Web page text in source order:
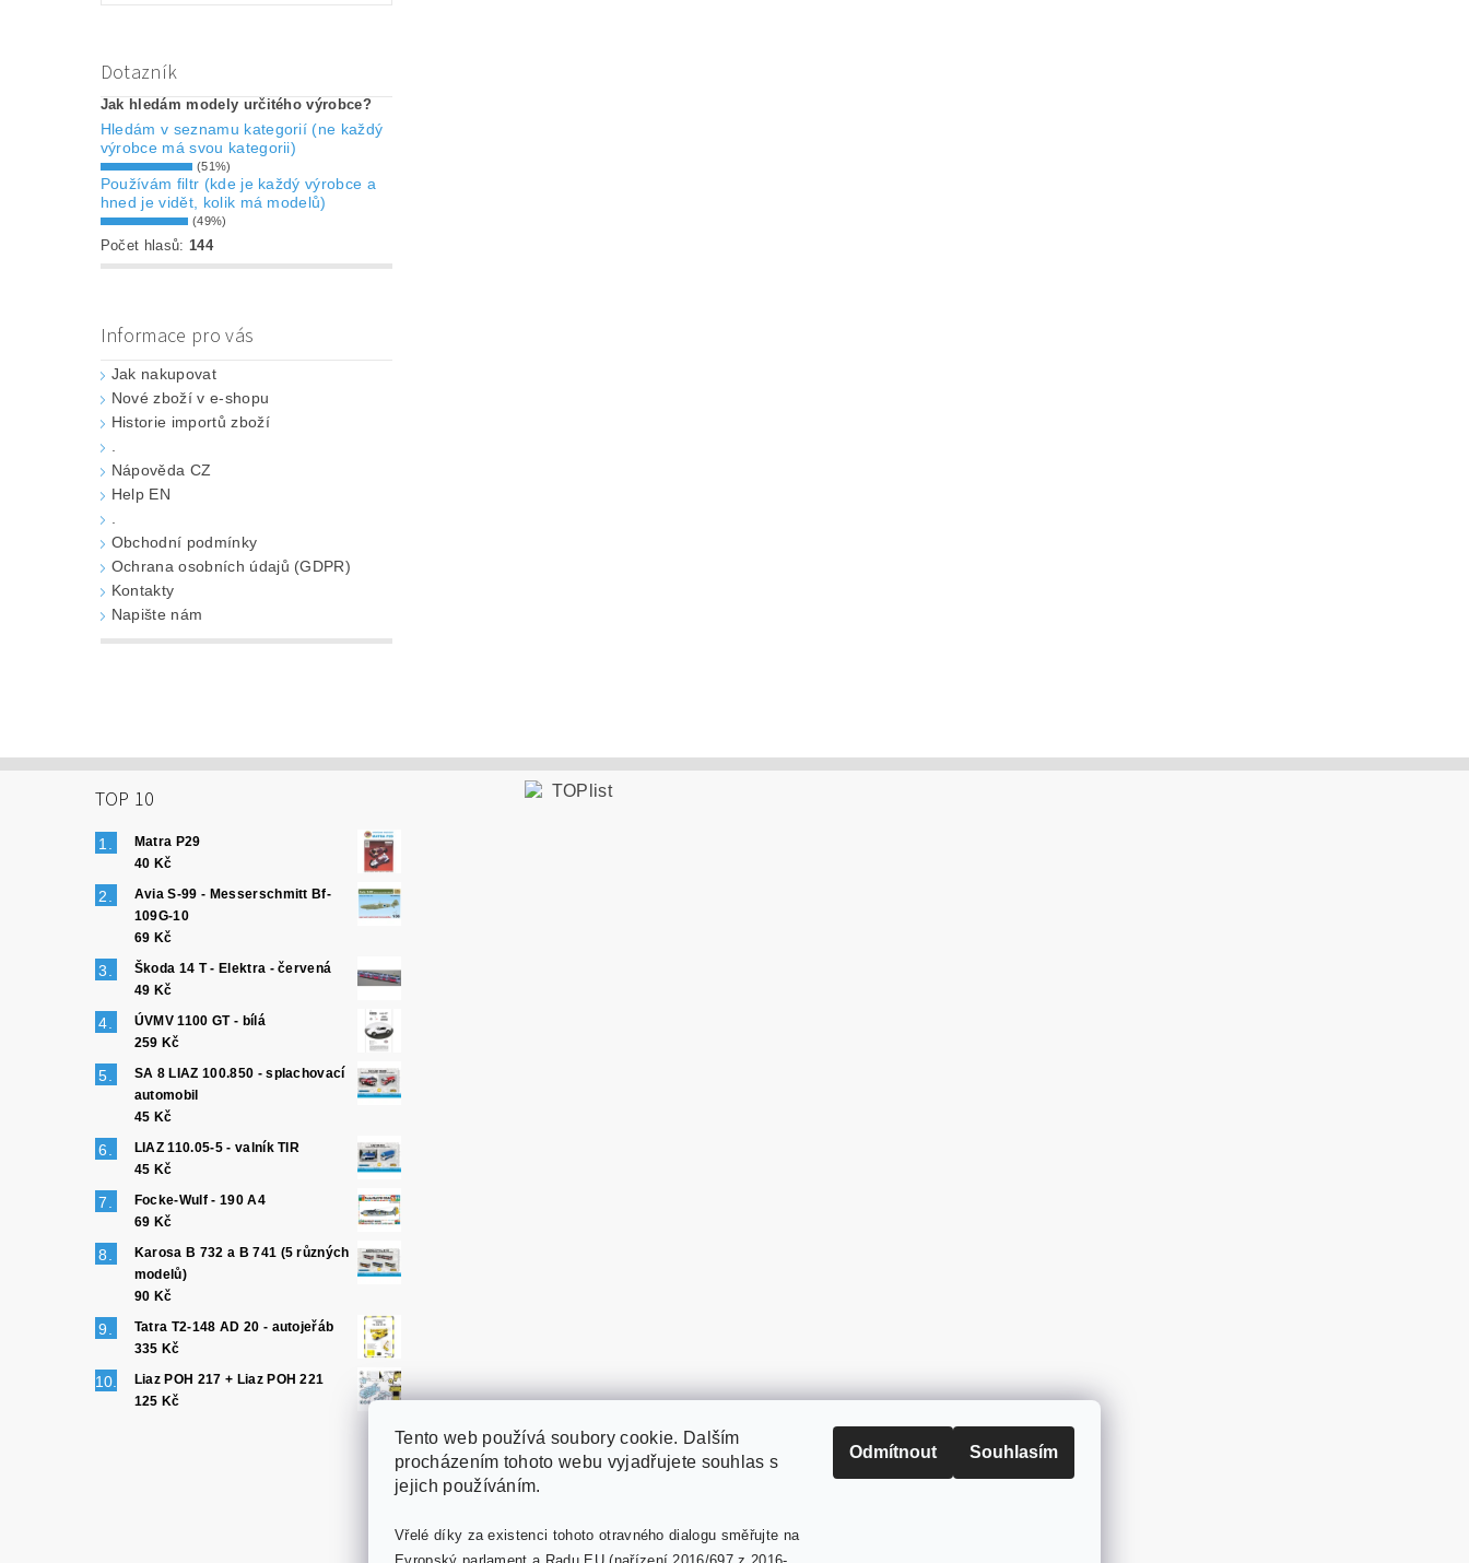
Dotazník
Jak hledám modely určitého výrobce?
Hledám v seznamu kategorií (ne každý
výrobce má svou kategorii)
(51%)
Používám filtr (kde je každý výrobce a
hned je vidět, kolik má modelů)
(49%)
Počet hlasů: 144
Informace pro vás
Jak nakupovat
Nové zboží v e-shopu
Historie importů zboží
Nápověda CZ
Help EN
Obchodní podmínky
Ochrana osobních údajů (GDPR)
Kontakty
Napište nám
TOP 10
Matra P29
40 Kč
Avia S-99 - Messerschmitt Bf-
109G-10
69 Kč
Škoda 14 T - Elektra - červená
49 Kč
ÚVMV 1100 GT - bílá
259 Kč
SA 8 LIAZ 100.850 - splachovací
automobil
45 Kč
LIAZ 110.05-5 - valník TIR
45 Kč
Focke-Wulf - 190 A4
69 Kč
Karosa B 732 a B 741 (5 různých
modelů)
90 Kč
Tatra T2-148 AD 20 - autojeřáb
335 Kč
Liaz POH 217 + Liaz POH 221
125 Kč
PaperModel.cz
Tento web používá soubory cookie. Dalším
procházením tohoto webu vyjadřujete souhlas s
jejich používáním.
Vřelé díky za existenci tohoto otravného dialogu směřujte na
Odmítnout Souhlasím